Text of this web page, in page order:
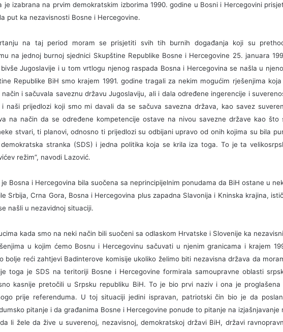
je izabrana na prvim demokratskim izborima 1990. godine u Bosni i Hercegovini
put ka nezavisnosti Bosne i Hercegovine.
na taj period moram se prisjetiti svih tih burnih događanja koji su
na jednoj burnoj sjednici Skupštine Republike Bosne i Hercegovine 25. januara
Jugoslavije i u tom vrtlogu njenog raspada Bosna i Hercegovina se našla u
Republike BiH smo krajem 1991. godine tragali za nekim mogućim rješenjima
i sačuvala saveznu državu Jugoslaviju, ali i dala određene ingerencije i
naši prijedlozi koji smo mi davali da se sačuva savezna država, kao savez
na način da se određene kompetencije ostave na nivou savezne države kao što
stvari, ti planovi, odnosno ti prijedlozi su odbijani upravo od onih kojima su bila
stranka (SDS) i jedna politika koja se krila iza toga. To je ta
režim”, navodi Lazović.
Bosna i Hercegovina bila suočena sa neprincipijelnim ponudama da BiH ostane u
Srbija, Crna Gora, Bosna i Hercegovina plus zapadna Slavonija i Kninska krajina,
našli u nezavidnoj situaciji.
kada smo na neki način bili suočeni sa odlaskom Hrvatske i Slovenije ka
u kojim ćemo Bosnu i Hercegovinu sačuvati u njenim granicama i krajem
bolje reći zahtjevi Badinterove komisije ukoliko želimo biti nezavisna država da
toga je SDS na teritoriji Bosne i Hercegovine formirala samoupravne oblasti
kasnije pretočili u Srpsku republiku BiH. To je bio prvi naziv i ona je proglašena
prije referenduma. U toj situaciji jedini ispravan, patriotski čin bio je da
pitanje i da građanima Bosne i Hercegovine ponude to pitanje na izjašnjavanje
li žele da žive u suverenoj, nezavisnoj, demokratskoj državi BiH, državi